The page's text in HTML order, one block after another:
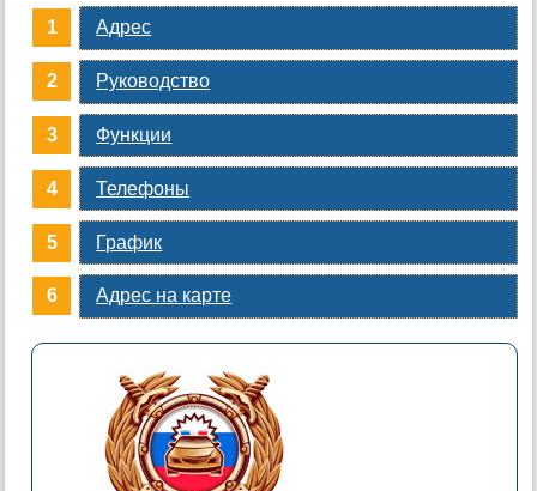
Адрес
Руководство
Функции
Телефоны
График
Адрес на карте